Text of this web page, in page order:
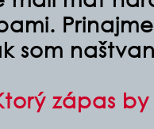
som
zápas